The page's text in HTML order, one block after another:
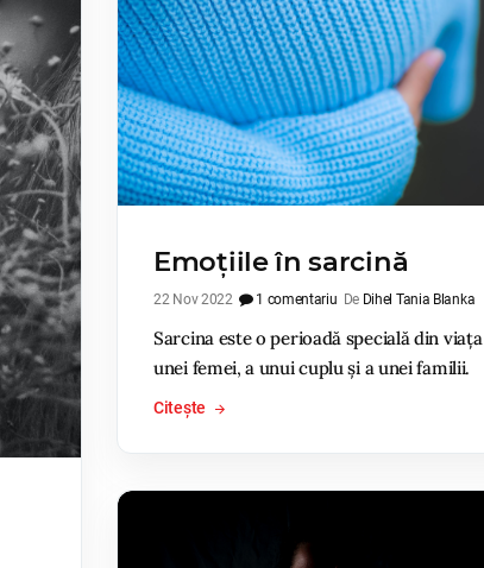
Emoțiile în sarcină
22 Nov 2022 1 comentariu De Dihel Tania Blanka
Sarcina este o perioadă specială din viața
unei femei, a unui cuplu și a unei familii.
Citește